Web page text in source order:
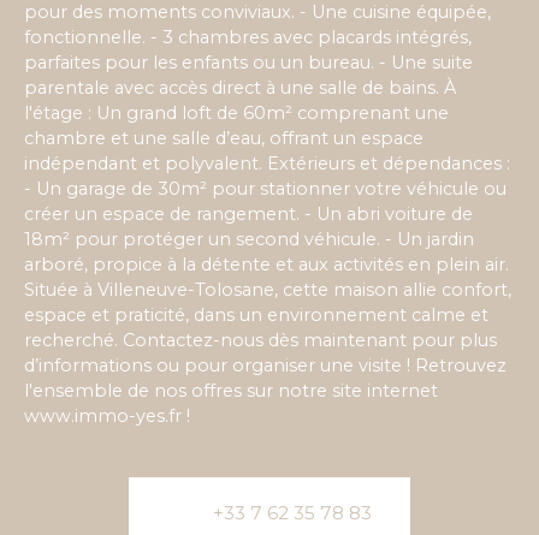
pour des moments conviviaux. - Une cuisine équipée,
fonctionnelle. - 3 chambres avec placards intégrés,
parfaites pour les enfants ou un bureau. - Une suite
parentale avec accès direct à une salle de bains. À
l'étage : Un grand loft de 60m² comprenant une
chambre et une salle d’eau, offrant un espace
indépendant et polyvalent. Extérieurs et dépendances :
- Un garage de 30m² pour stationner votre véhicule ou
créer un espace de rangement. - Un abri voiture de
18m² pour protéger un second véhicule. - Un jardin
arboré, propice à la détente et aux activités en plein air.
Située à Villeneuve-Tolosane, cette maison allie confort,
espace et praticité, dans un environnement calme et
recherché. Contactez-nous dès maintenant pour plus
d’informations ou pour organiser une visite ! Retrouvez
l'ensemble de nos offres sur notre site internet
www.immo-yes.fr !
+33 7 62 35 78 83